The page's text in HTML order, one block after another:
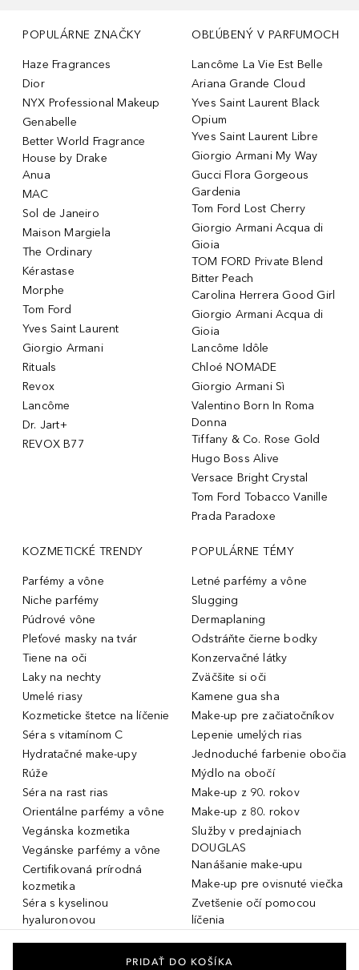
POPULÁRNE ZNAČKY
Haze Fragrances
Dior
NYX Professional Makeup
Genabelle
Better World Fragrance
House by Drake
Anua
MAC
Sol de Janeiro
Maison Margiela
The Ordinary
Kérastase
Morphe
Tom Ford
Yves Saint Laurent
Giorgio Armani
Rituals
Revox
Lancôme
Dr. Jart+
REVOX B77
OBĽÚBENÝ V PARFUMOCH
Lancôme La Vie Est Belle
Ariana Grande Cloud
Yves Saint Laurent Black
Opium
Yves Saint Laurent Libre
Giorgio Armani My Way
Gucci Flora Gorgeous
Gardenia
Tom Ford Lost Cherry
Giorgio Armani Acqua di
Gioia
TOM FORD Private Blend
Bitter Peach
Carolina Herrera Good Girl
Giorgio Armani Acqua di
Gioia
Lancôme Idôle
Chloé NOMADE
Giorgio Armani Sì
Valentino Born In Roma
Donna
Tiffany & Co. Rose Gold
Hugo Boss Alive
Versace Bright Crystal
Tom Ford Tobacco Vanille
Prada Paradoxe
KOZMETICKÉ TRENDY
Parfémy a vône
Niche parfémy
Púdrové vône
Pleťové masky na tvár
Tiene na oči
Laky na nechty
Umelé riasy
Kozmeticke štetce na líčenie
Séra s vitamínom C
Hydratačné make-upy
Rúže
Séra na rast rias
Orientálne parfémy a vône
Vegánska kozmetika
Vegánske parfémy a vône
Certifikovaná prírodná
kozmetika
Séra s kyselinou
hyaluronovou
Pánske parfémy a vône
POPULÁRNE TÉMY
Letné parfémy a vône
Slugging
Dermaplaning
Odstráňte čierne bodky
Konzervačné látky
Zväčšite si oči
Kamene gua sha
Make-up pre začiatočníkov
Lepenie umelých rias
Jednoduché farbenie obočia
Mýdlo na obočí
Make-up z 90. rokov
Make-up z 80. rokov
Služby v predajniach
DOUGLAS
Nanášanie make-upu
Make-up pre ovisnuté viečka
Zvetšenie očí pomocou
líčenia
Make-up pre suchú pleť
PRIDAŤ DO KOŠÍKA